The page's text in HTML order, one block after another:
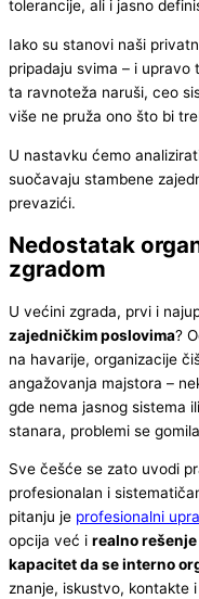
tolerancije, ali i jasno
Iako su stanovi naši
pripadaju svima – i upravo
ta ravnoteža naruši, ceo
više ne pruža ono što bi
U nastavku ćemo
suočavaju stambene
prevazići.
Nedostatak
zgradom
U većini zgrada, prvi i
zajedničkim poslovima?
na havarije, organizacije
angažovanja majstora –
gde nema jasnog sistema
stanara, problemi se
Sve češće se zato uvodi
profesionalan i
pitanju je profesionalni
opcija već i realno
kapacitet da se interno
znanje, iskustvo, kontakte